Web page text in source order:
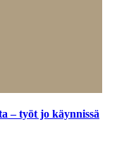
– työt jo käynnissä